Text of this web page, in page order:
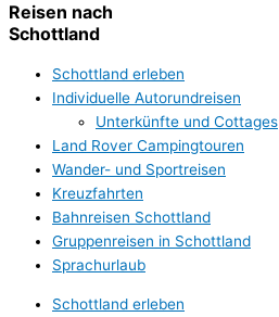
Reisen nach
Schottland
Schottland erleben
Individuelle Autorundreisen
Unterkünfte und Cottages
Land Rover Campingtouren
Wander- und Sportreisen
Kreuzfahrten
Bahnreisen Schottland
Gruppenreisen in Schottland
Sprachurlaub
Schottland erleben